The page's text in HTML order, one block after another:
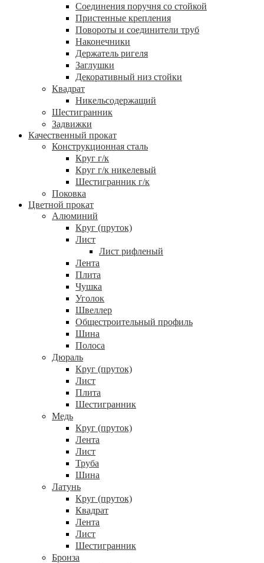
Соединения поручня со стойкой
Пристенные крепления
Повороты и соединители труб
Наконечники
Держатель ригеля
Заглушки
Декоративный низ стойки
Квадрат
Никельсодержащий
Шестигранник
Задвижки
Качественный прокат
Конструкционная сталь
Круг г/к
Круг г/к никелевый
Шестигранник г/к
Поковка
Цветной прокат
Алюминий
Круг (пруток)
Лист
Лист рифленый
Лента
Плита
Чушка
Уголок
Швеллер
Общестроительный профиль
Шина
Полоса
Дюраль
Круг (пруток)
Лист
Плита
Шестигранник
Медь
Круг (пруток)
Лента
Лист
Труба
Шина
Латунь
Круг (пруток)
Квадрат
Лента
Лист
Шестигранник
Бронза